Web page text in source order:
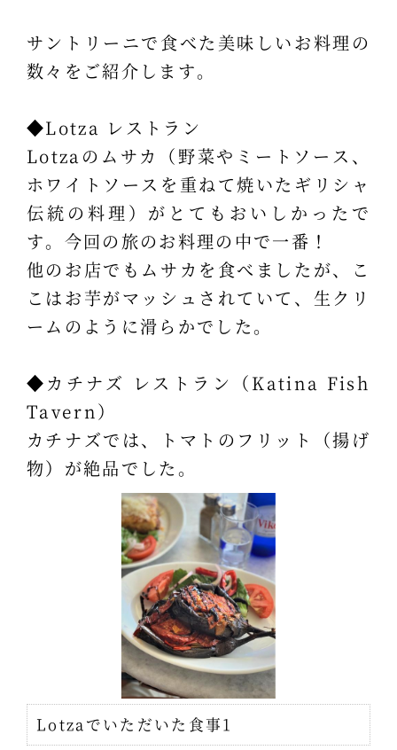
サントリーニで食べた美味しいお料理の
数々をご紹介します。
◆Lotza レストラン
Lotzaのムサカ（野菜やミートソース、
ホワイトソースを重ねて焼いたギリシャ
伝統の料理）がとてもおいしかったで
す。今回の旅のお料理の中で一番！
他のお店でもムサカを食べましたが、こ
こはお芋がマッシュされていて、生クリ
ームのように滑らかでした。
◆カチナズ レストラン（Katina Fish
Tavern）
カチナズでは、トマトのフリット（揚げ
物）が絶品でした。
Lotzaでいただいた食事1